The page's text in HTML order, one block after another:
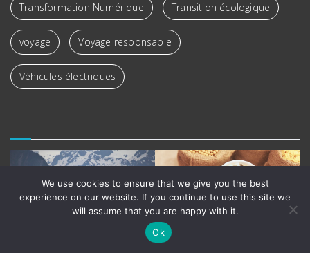
Transformation Numérique Transition écologique
voyage Voyage responsable
Véhicules électriques
We use cookies to ensure that we give you the best
experience on our website. If you continue to use this site we
will assume that you are happy with it.
Ok